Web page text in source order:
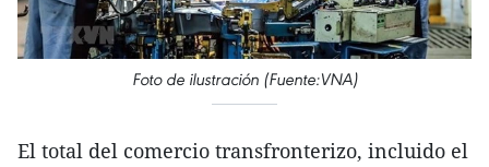
Foto de ilustración (Fuente:VNA)
El total del comercio transfronterizo, incluido el